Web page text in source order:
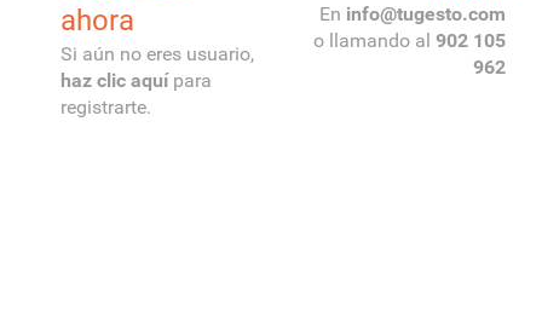
ahora
Si aún no eres usuario,
haz clic aquípara
registrarte.
En m
oc.ot
segut@of
ni
o llamando al 902 105
962